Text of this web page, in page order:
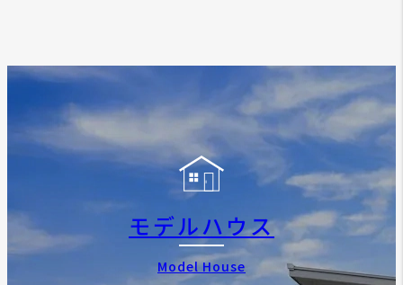
モデルハウス
Model House